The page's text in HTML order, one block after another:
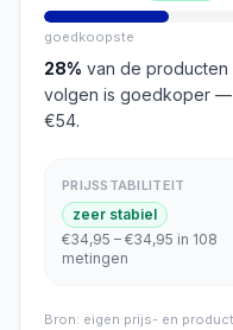
goedkoopste
28% van de producten
volgen is goedkoper —
€54.
PRIJSSTABILITEIT
zeer stabiel
€34,95 – €34,95 in 108
metingen
Bron: eigen prijs- en